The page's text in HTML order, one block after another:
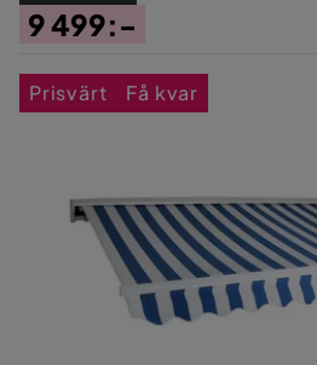
9 499:-
Prisvärt Få kvar